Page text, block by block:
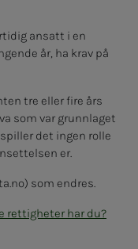
ansatt i en
år, ha krav på
tre eller fire års
som var grunnlaget
det ingen rolle
er.
som endres.
rettigheter har du?